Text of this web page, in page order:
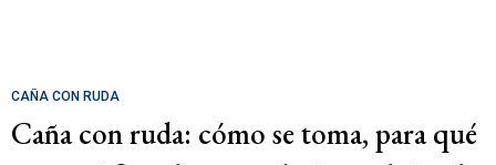
CAÑA CON RUDA
Caña con ruda: cómo se toma, para qué